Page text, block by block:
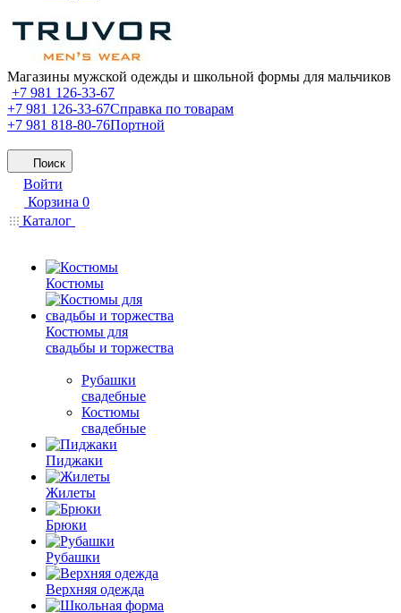
Магазины мужской одежды и школьной формы для мальчиков
+7 981 126-33-67
+7 981 126-33-67Справка по товарам
+7 981 818-80-76Портной
Поиск
Войти
Корзина 0
Каталог
Костюмы
Костюмы для
свадьбы и торжества
Рубашки
свадебные
Костюмы
свадебные
Пиджаки
Жилеты
Брюки
Рубашки
Верхняя одежда